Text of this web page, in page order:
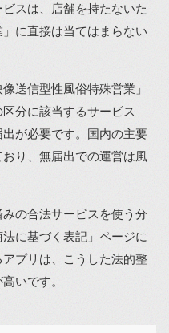
スは、店舗を持たないた
に直接は当てはまらない
送信型性風俗特殊営業」
分に該当するサービス
が必要です。国内の主要
り、無届出での運営は風
の合法サービスを使う分
に基づく表記」ページに
プリは、こうした法的整
いです。